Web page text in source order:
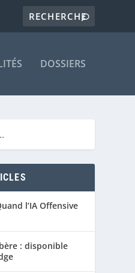
DOSSIERS
l’IA Offensive
: disponible